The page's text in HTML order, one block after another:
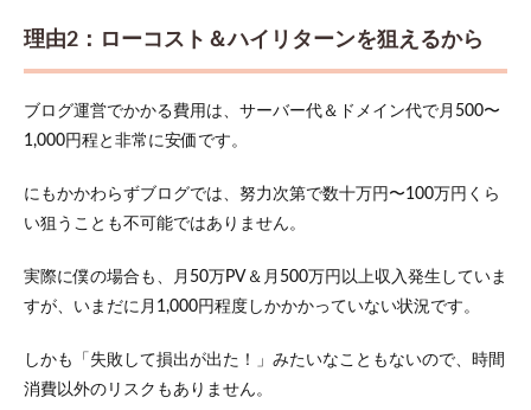
理由2：ローコスト＆ハイリターンを狙えるから
ブログ運営でかかる費用は、サーバー代＆ドメイン代で月500〜
1,000円程と非常に安価です。
にもかかわらずブログでは、努力次第で数十万円〜100万円くら
い狙うことも不可能ではありません。
実際に僕の場合も、月50万PV＆月500万円以上収入発生していま
すが、いまだに月1,000円程度しかかかっていない状況です。
しかも「失敗して損出が出た！」みたいなこともないので、時間
消費以外のリスクもありません。